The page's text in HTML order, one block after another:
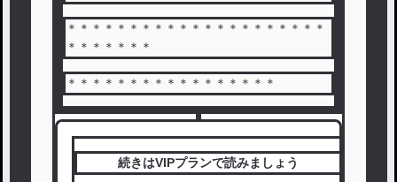
＊＊＊＊＊＊＊＊＊＊＊＊＊＊＊＊＊＊＊＊＊
＊＊＊＊＊＊＊
＊＊＊＊＊＊＊＊＊＊＊＊＊＊＊＊＊
続きはVIPプランで読みましょう